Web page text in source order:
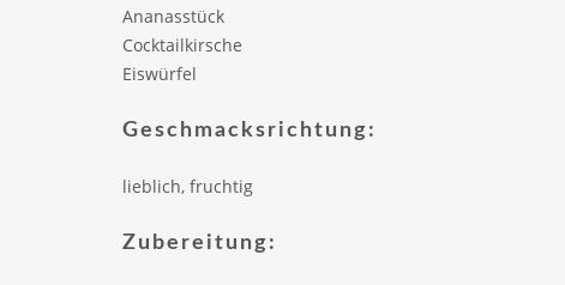
Ananasstück
Cocktailkirsche
Eiswürfel
Geschmacksrichtung:
lieblich, fruchtig
Zubereitung: